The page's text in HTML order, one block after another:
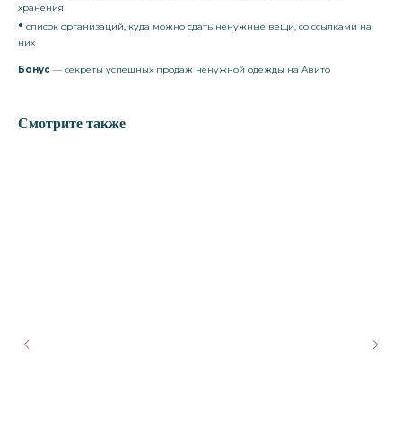
хранения
• список организаций, куда можно сдать ненужные вещи, со ссылками на
них
Бонус — секреты успешных продаж ненужной одежды на Авито
Смотрите также